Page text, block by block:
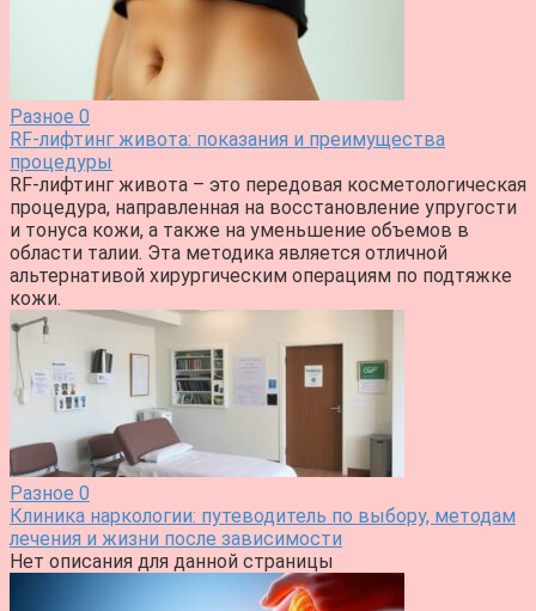
Разное 0
RF-лифтинг живота: показания и преимущества
процедуры
RF-лифтинг живота – это передовая косметологическая
процедура, направленная на восстановление упругости
и тонуса кожи, а также на уменьшение объемов в
области талии. Эта методика является отличной
альтернативой хирургическим операциям по подтяжке
кожи.
Разное 0
Клиника наркологии: путеводитель по выбору, методам
лечения и жизни после зависимости
Нет описания для данной страницы